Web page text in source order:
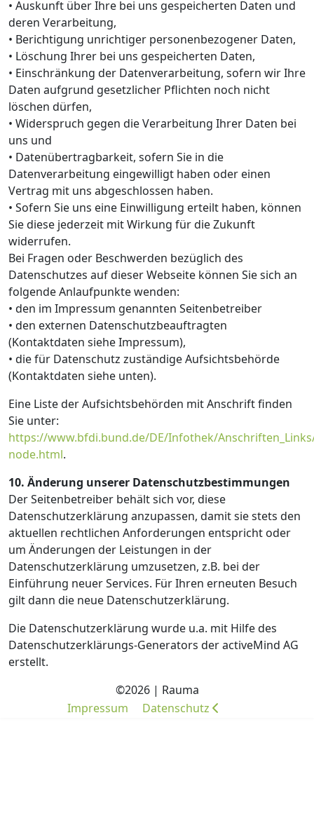
• Auskunft über Ihre bei uns gespeicherten Daten und
deren Verarbeitung,
• Berichtigung unrichtiger personenbezogener Daten,
• Löschung Ihrer bei uns gespeicherten Daten,
• Einschränkung der Datenverarbeitung, sofern wir Ihre
Daten aufgrund gesetzlicher Pflichten noch nicht
löschen dürfen,
• Widerspruch gegen die Verarbeitung Ihrer Daten bei
uns und
• Datenübertragbarkeit, sofern Sie in die
Datenverarbeitung eingewilligt haben oder einen
Vertrag mit uns abgeschlossen haben.
• Sofern Sie uns eine Einwilligung erteilt haben, können
Sie diese jederzeit mit Wirkung für die Zukunft
widerrufen.
Bei Fragen oder Beschwerden bezüglich des
Datenschutzes auf dieser Webseite können Sie sich an
folgende Anlaufpunkte wenden:
• den im Impressum genannten Seitenbetreiber
• den externen Datenschutzbeauftragten
(Kontaktdaten siehe Impressum),
• die für Datenschutz zuständige Aufsichtsbehörde
(Kontaktdaten siehe unten).
Eine Liste der Aufsichtsbehörden mit Anschrift finden
Sie unter:
https://www.bfdi.bund.de/DE/Infothek/
node.html.
10. Änderung unserer Datenschutzbestimmungen
Der Seitenbetreiber behält sich vor, diese
Datenschutzerklärung anzupassen, damit sie stets den
aktuellen rechtlichen Anforderungen entspricht oder
um Änderungen der Leistungen in der
Datenschutzerklärung umzusetzen, z.B. bei der
Einführung neuer Services. Für Ihren erneuten Besuch
gilt dann die neue Datenschutzerklärung.
Die Datenschutzerklärung wurde u.a. mit Hilfe des
Datenschutzerklärungs-Generators der activeMind AG
erstellt.
©2026 | Rauma
Impressum
Datenschutz